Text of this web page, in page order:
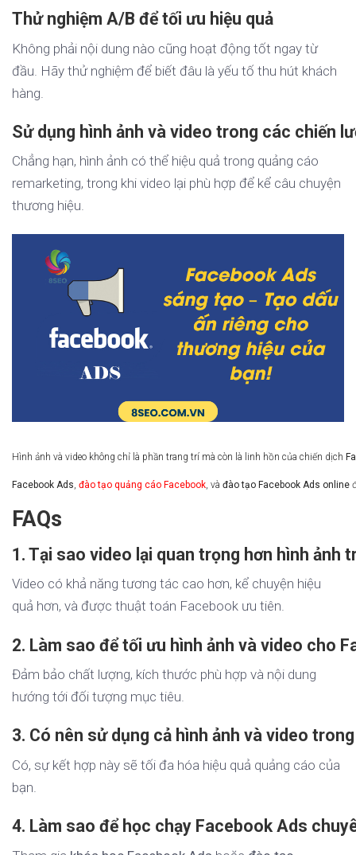
Thử nghiệm A/B để tối ưu hiệu quả
Không phải nội dung nào cũng hoạt động tốt ngay từ
đầu. Hãy thử nghiệm để biết đâu là yếu tố thu hút khách
hàng.
Sử dụng hình ảnh và video trong các chiến
Chẳng hạn, hình ảnh có thể hiệu quả trong quảng cáo
remarketing, trong khi video lại phù hợp để kể câu chuyện
thương hiệu.
Hình ảnh và video không chỉ là phần trang trí mà còn là linh hồn của chiến dịch
Facebook Ads đào tạo quảng cáo Facebook , và đào tạo Facebook Ads online
FAQs
1. Tại sao video lại quan trọng hơn hình ảnh
Video có khả năng tương tác cao hơn, kể chuyện hiệu
quả hơn, và được thuật toán Facebook ưu tiên.
2. Làm sao để tối ưu hình ảnh và video cho
Đảm bảo chất lượng, kích thước phù hợp và nội dung
hướng tới đối tượng mục tiêu.
3. Có nên sử dụng cả hình ảnh và video
Có, sự kết hợp này sẽ tối đa hóa hiệu quả quảng cáo của
bạn.
4. Làm sao để học chạy Facebook Ads